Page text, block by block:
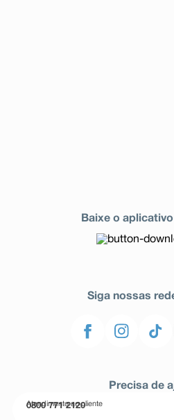
Baixe o
Siga nossas
Precisa de
Atendimento ao cliente
0800 771 2120